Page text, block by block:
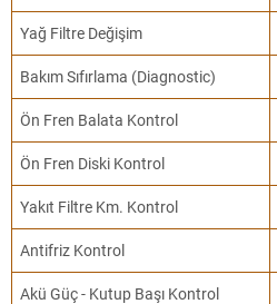
Yağ Filtre Değişim
Bakım Sıfırlama (Diagnostic)
Ön Fren Balata Kontrol
Ön Fren Diski Kontrol
Yakıt Filtre Km. Kontrol
Antifriz Kontrol
Akü Güç - Kutup Başı Kontrol